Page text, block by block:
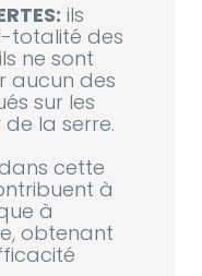
ils
totalité des
ne sont
aucun des
sur les
la serre.
cette
à
à
obtenant